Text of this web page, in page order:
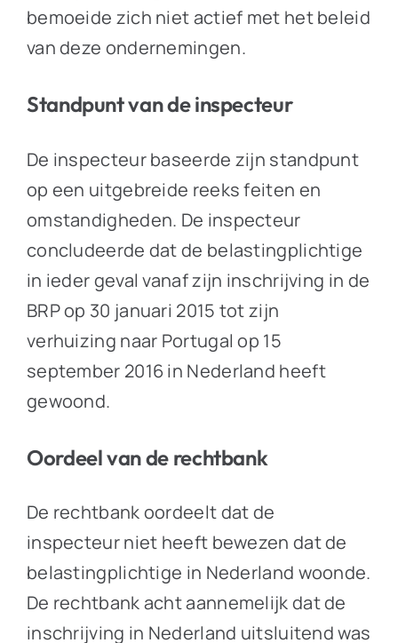
bemoeide zich niet actief met het beleid
van deze ondernemingen.
Standpunt van de inspecteur
De inspecteur baseerde zijn standpunt
op een uitgebreide reeks feiten en
omstandigheden. De inspecteur
concludeerde dat de belastingplichtige
in ieder geval vanaf zijn inschrijving in de
BRP op 30 januari 2015 tot zijn
verhuizing naar Portugal op 15
september 2016 in Nederland heeft
gewoond.
Oordeel van de rechtbank
De rechtbank oordeelt dat de
inspecteur niet heeft bewezen dat de
belastingplichtige in Nederland woonde.
De rechtbank acht aannemelijk dat de
inschrijving in Nederland uitsluitend was